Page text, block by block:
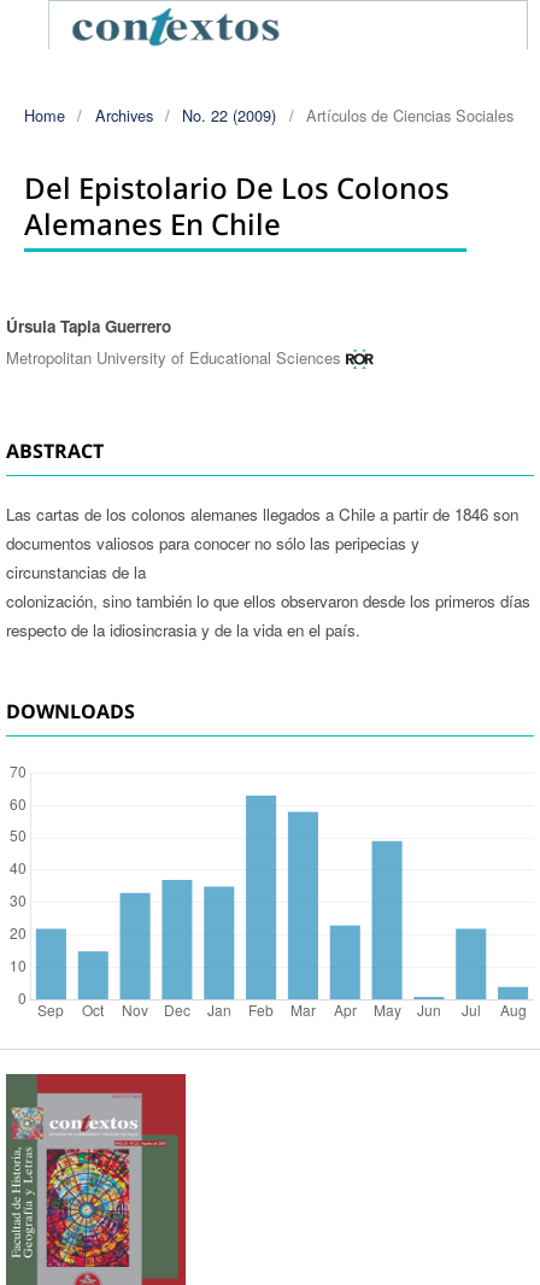
Home / Archives / No. 22 (2009) / Artículos de Ciencias Sociales
Del Epistolario De Los Colonos
Alemanes En Chile
Authors
Úrsula Tapia Guerrero
Metropolitan University of Educational Sciences
ABSTRACT
Las cartas de los colonos alemanes llegados a Chile a partir de 1846 son
documentos valiosos para conocer no sólo las peripecias y
circunstancias de la
colonización, sino también lo que ellos observaron desde los primeros días
respecto de la idiosincrasia y de la vida en el país.
DOWNLOADS